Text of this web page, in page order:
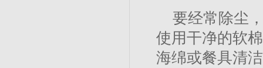
要经常除尘
使用干净的软
海绵或餐具清